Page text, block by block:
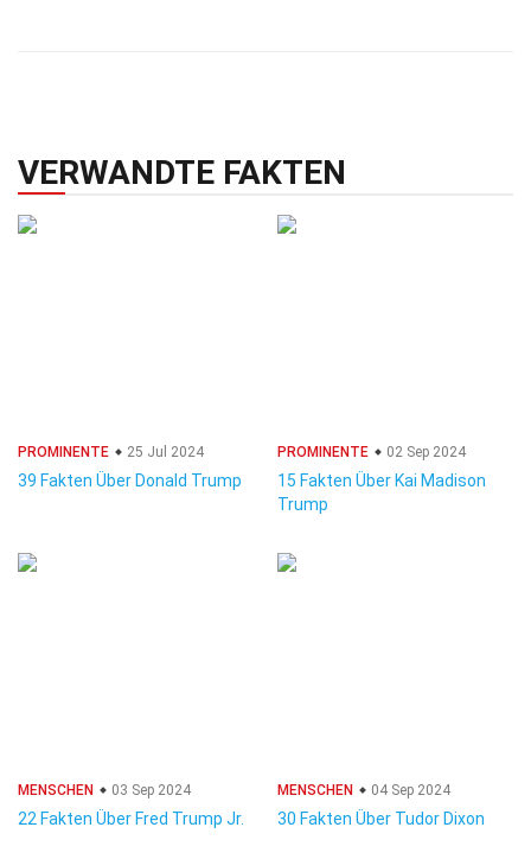
VERWANDTE FAKTEN
PROMINENTE 25 Jul 2024
39 Fakten Über Donald Trump
PROMINENTE 02 Sep 2024
15 Fakten Über Kai Madison
Trump
MENSCHEN 03 Sep 2024
22 Fakten Über Fred Trump Jr.
MENSCHEN 04 Sep 2024
30 Fakten Über Tudor Dixon